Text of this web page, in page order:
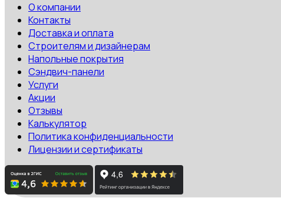
О компании
Контакты
Доставка и оплата
Строителям и дизайнерам
Напольные покрытия
Сэндвич-панели
Услуги
Акции
Отзывы
Калькулятор
Политика конфиденциальности
Лицензии и сертификаты